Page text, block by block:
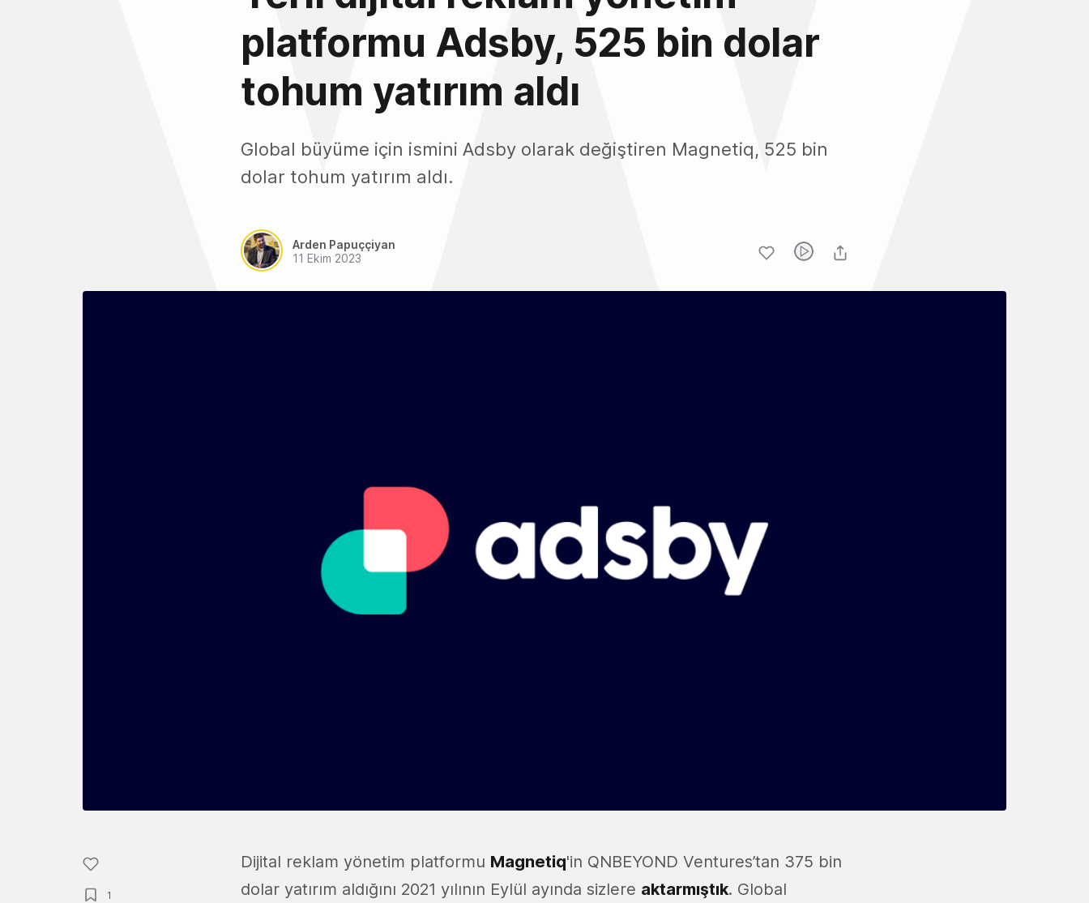
platformu Adsby, 525 bin dolar
tohum yatırım aldı
Global büyüme için ismini Adsby olarak değiştiren Magnetiq, 525 bin
dolar tohum yatırım aldı.
Arden Papuççiyan
11 Ekim 2023
1
Dijital reklam yönetim platformu Magnetiq'in QNBEYOND Ventures’tan 375 bin
dolar yatırım aldığını 2021 yılının Eylül ayında sizlere aktarmıştık. Global